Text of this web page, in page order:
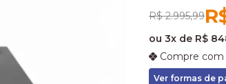
R$ 2.995,99
ou 3x de R$
Compre com
Ver formas de